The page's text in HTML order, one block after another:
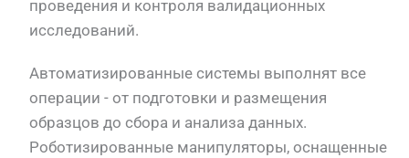
проведения и контроля валидационных
исследований.
Автоматизированные системы выполнят все
операции - от подготовки и размещения
образцов до сбора и анализа данных.
Роботизированные манипуляторы, оснащенные